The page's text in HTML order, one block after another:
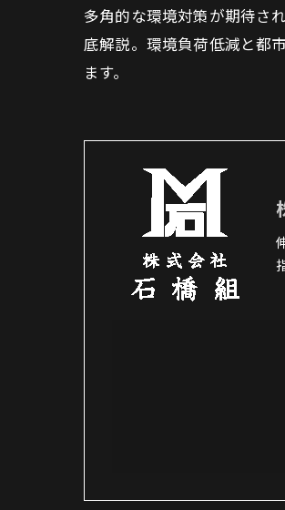
多角的な環境対策が期待さ
底解説。環境負荷低減と都
ます。